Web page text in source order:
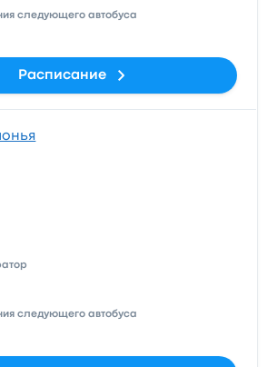
следующего автобуса
Расписание
следующего автобуса